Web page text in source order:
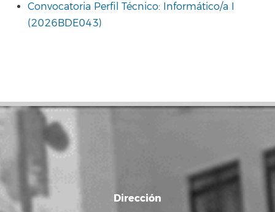
Convocatoria Perfil Técnico: Informático/a I
(2026BDE043)
Dirección